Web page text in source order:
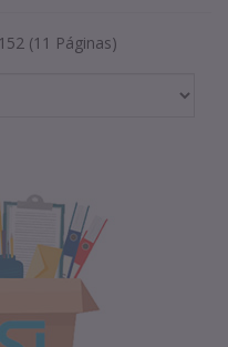
(11 Páginas)